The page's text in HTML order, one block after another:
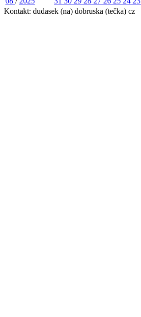
Kontakt: dudasek (na) dobruska (tečka) cz